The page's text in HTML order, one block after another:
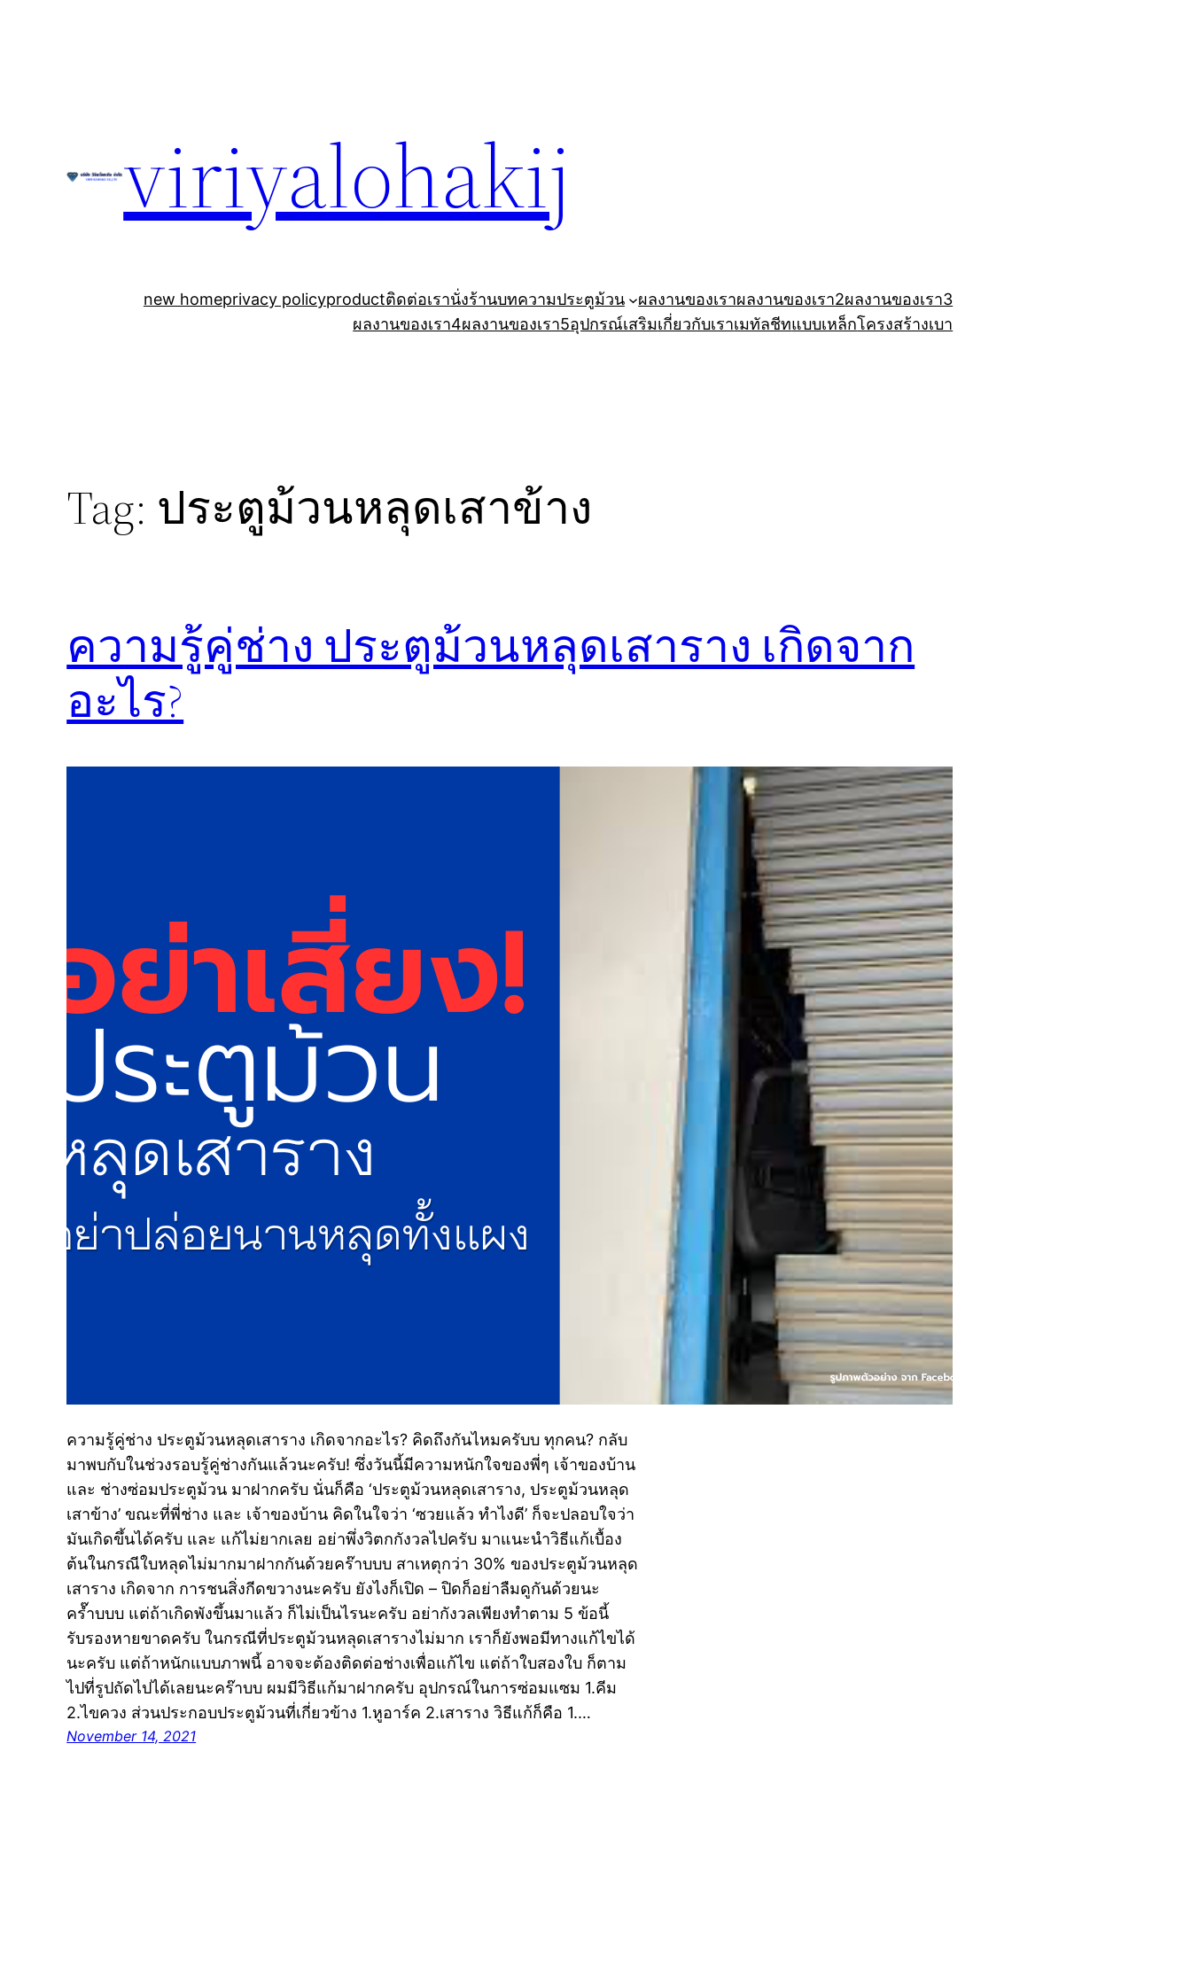
viriyalohakij
new homeprivacy policyproductติดต่อเรานั่งร้านบทความประตูม้วน ผลงานของเราผลงานของเรา2ผลงานของเรา3
ผลงานของเรา4ผลงานของเรา5อุปกรณ์เสริมเกี่ยวกับเราเมทัลชีทแบบเหล็กโครงสร้างเบา
Tag: ประตูม้วนหลุดเสาข้าง
ความรู้คู่ช่าง ประตูม้วนหลุดเสาราง เกิดจาก
อะไร?
ความรู้คู่ช่าง ประตูม้วนหลุดเสาราง เกิดจากอะไร? คิดถึงกันไหมครับบ ทุกคน? กลับ
มาพบกับในช่วงรอบรู้คู่ช่างกันแล้วนะครับ! ซึ่งวันนี้มีความหนักใจของพี่ๆ เจ้าของบ้าน
และ ช่างซ่อมประตูม้วน มาฝากครับ นั่นก็คือ ‘ประตูม้วนหลุดเสาราง, ประตูม้วนหลุด
เสาข้าง’ ขณะที่พี่ช่าง และ เจ้าของบ้าน คิดในใจว่า ‘ซวยแล้ว ทำไงดี’ ก็จะปลอบใจว่า
มันเกิดขึ้นได้ครับ และ แก้ไม่ยากเลย อย่าพึ่งวิตกกังวลไปครับ มาแนะนำวิธีแก้เบื้อง
ต้นในกรณีใบหลุดไม่มากมาฝากกันด้วยคร๊าบบบ สาเหตุกว่า 30% ของประตูม้วนหลุด
เสาราง เกิดจาก การชนสิ่งกีดขวางนะครับ ยังไงก็เปิด – ปิดก็อย่าลืมดูกันด้วยนะ
ครํ๊าบบบ แต่ถ้าเกิดพังขึ้นมาแล้ว ก็ไม่เป็นไรนะครับ อย่ากังวลเพียงทำตาม 5 ข้อนี้
รับรองหายขาดครับ ในกรณีที่ประตูม้วนหลุดเสารางไม่มาก เราก็ยังพอมีทางแก้ไขได้
นะครับ แต่ถ้าหนักแบบภาพนี้ อาจจะต้องติดต่อช่างเพื่อแก้ไข แต่ถ้าใบสองใบ ก็ตาม
ไปที่รูปถัดไปได้เลยนะคร๊าบบ ผมมีวิธีแก้มาฝากครับ อุปกรณ์ในการซ่อมแซม 1.คีม
2.ไขควง ส่วนประกอบประตูม้วนที่เกี่ยวข้าง 1.หูอาร์ค 2.เสาราง วิธีแก้ก็คือ 1.…
November 14, 2021